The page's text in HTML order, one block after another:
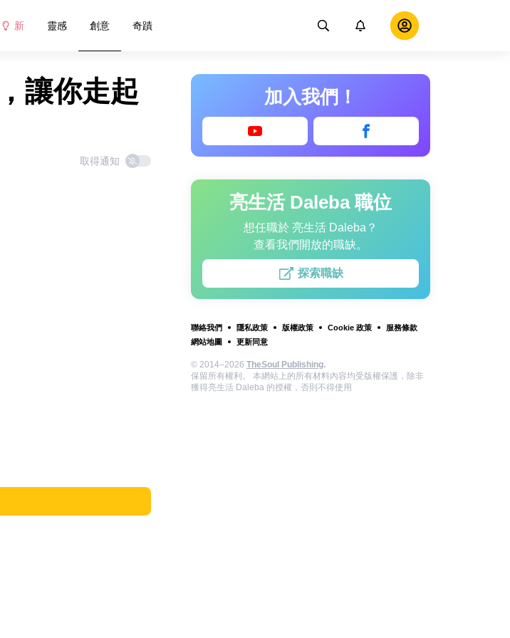
新 靈感 創意 奇蹟
加入我們！
亮生活 Daleba 職位
想任職於 亮生活 Daleba？
查看我們開放的職缺。
探索職缺
聯絡我們 隱私政策 版權政策 Cookie 政策
服務條款
網站地圖
更新同意
© 2014–2026 TheSoul Publishing.
保留所有權利。 本網站上的所有材料內容均受版權保護，除非
獲得亮生活 Daleba 的授權，否則不得使用
讓你走起
取得通知